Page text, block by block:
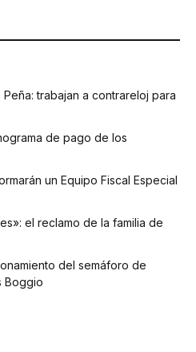
trabajan a contrareloj para
de pago de los
un Equipo Fiscal Especial
el reclamo de la familia de
del semáforo de
Boggio